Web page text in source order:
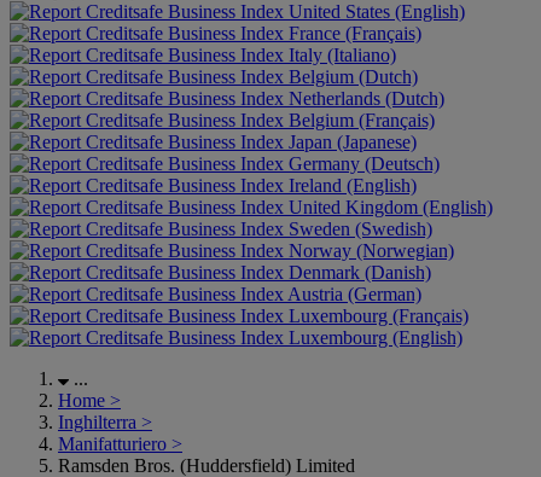
United States (English)
France (Français)
Italy (Italiano)
Belgium (Dutch)
Netherlands (Dutch)
Belgium (Français)
Japan (Japanese)
Germany (Deutsch)
Ireland (English)
United Kingdom (English)
Sweden (Swedish)
Norway (Norwegian)
Denmark (Danish)
Austria (German)
Luxembourg (Français)
Luxembourg (English)
...
Home >
Inghilterra >
Manifatturiero >
Ramsden Bros. (Huddersfield) Limited